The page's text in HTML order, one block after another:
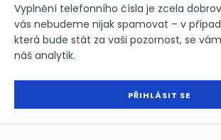
Vyplnění telefonního čísla je zcela
vás nebudeme nijak spamovat – v
která bude stát za vaši pozornost, se
náš analytik.